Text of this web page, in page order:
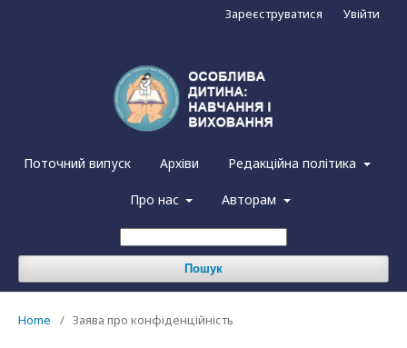
Поточний випуск Архіви Редакційна політика
Про нас Авторам
Пошук
Зареєструватися Увійти
Home / Заява про конфіденційність